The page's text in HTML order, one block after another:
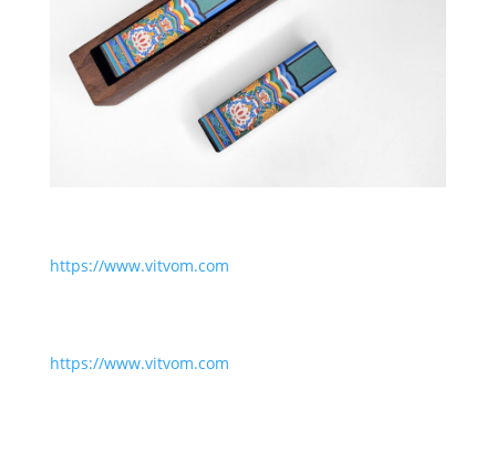
https://www.vitvom.com
https://www.vitvom.com